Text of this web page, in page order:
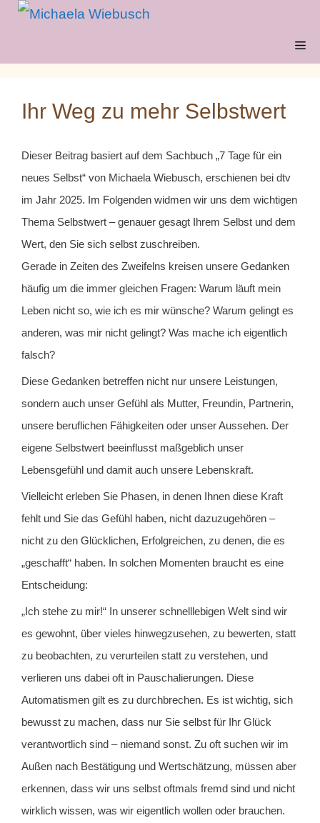
Zum
Ihr Weg zu mehr Selbstwert
Dieser Beitrag basiert auf dem Sachbuch „7 Tage für ein
neues Selbst“ von Michaela Wiebusch, erschienen bei dtv
im Jahr 2025. Im Folgenden widmen wir uns dem wichtigen
Thema Selbstwert – genauer gesagt Ihrem Selbst und dem
Wert, den Sie sich selbst zuschreiben.
Gerade in Zeiten des Zweifelns kreisen unsere Gedanken
häufig um die immer gleichen Fragen: Warum läuft mein
Leben nicht so, wie ich es mir wünsche? Warum gelingt es
anderen, was mir nicht gelingt? Was mache ich eigentlich
falsch?
Diese Gedanken betreffen nicht nur unsere Leistungen,
sondern auch unser Gefühl als Mutter, Freundin, Partnerin,
unsere beruflichen Fähigkeiten oder unser Aussehen. Der
eigene Selbstwert beeinflusst maßgeblich unser
Lebensgefühl und damit auch unsere Lebenskraft.
Vielleicht erleben Sie Phasen, in denen Ihnen diese Kraft
fehlt und Sie das Gefühl haben, nicht dazuzugehören –
nicht zu den Glücklichen, Erfolgreichen, zu denen, die es
„geschafft“ haben. In solchen Momenten braucht es eine
Entscheidung:
„Ich stehe zu mir!“ In unserer schnelllebigen Welt sind wir
es gewohnt, über vieles hinwegzusehen, zu bewerten, statt
zu beobachten, zu verurteilen statt zu verstehen, und
verlieren uns dabei oft in Pauschalierungen. Diese
Automatismen gilt es zu durchbrechen. Es ist wichtig, sich
bewusst zu machen, dass nur Sie selbst für Ihr Glück
verantwortlich sind – niemand sonst. Zu oft suchen wir im
Außen nach Bestätigung und Wertschätzung, müssen aber
erkennen, dass wir uns selbst oftmals fremd sind und nicht
wirklich wissen, was wir eigentlich wollen oder brauchen.